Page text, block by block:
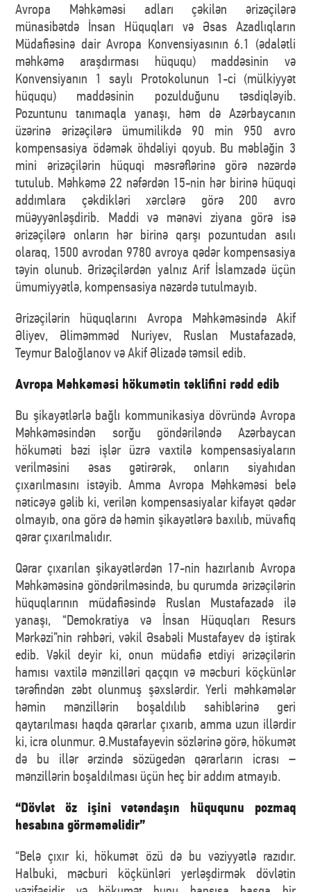
Avropa Məhkəməsi adları çəkilən ərizəçilərə
münasibətdə İnsan Hüquqları və Əsas Azadlıqların
Müdafiəsinə dair Avropa Konvensiyasının 6.1 (ədalətli
məhkəmə araşdırması hüququ) maddəsinin və
Konvensiyanın 1 saylı Protokolunun 1-ci (mülkiyyət
hüququ) maddəsinin pozulduğunu təsdiqləyib.
Pozuntunu tanımaqla yanaşı, həm də Azərbaycanın
üzərinə ərizəçilərə ümumilikdə 90 min 950 avro
kompensasiya ödəmək öhdəliyi qoyub. Bu məbləğin 3
mini ərizəçilərin hüquqi məsrəflərinə görə nəzərdə
tutulub. Məhkəmə 22 nəfərdən 15-nin hər birinə hüquqi
addımlara çəkdikləri xərclərə görə 200 avro
müəyyənləşdirib. Maddi və mənəvi ziyana görə isə
ərizəçilərə onların hər birinə qarşı pozuntudan asılı
olaraq, 1500 avrodan 9780 avroya qədər kompensasiya
təyin olunub. Ərizəçilərdən yalnız Arif İslamzadə üçün
ümumiyyətlə, kompensasiya nəzərdə tutulmayıb.
Ərizəçilərin hüquqlarını Avropa Məhkəməsində Akif
Əliyev, Əliməmməd Nuriyev, Ruslan Mustafazadə,
Teymur Baloğlanov və Akif Əlizadə təmsil edib.
Avropa Məhkəməsi hökumətin təklifini rədd edib
Bu şikayətlərlə bağlı kommunikasiya dövründə Avropa
Məhkəməsindən sorğu göndəriləndə Azərbaycan
hökuməti bəzi işlər üzrə vaxtilə kompensasiyaların
verilməsini əsas gətirərək, onların siyahıdan
çıxarılmasını istəyib. Amma Avropa Məhkəməsi belə
nəticəyə gəlib ki, verilən kompensasiyalar kifayət qədər
olmayıb, ona görə də həmin şikayətlərə baxılıb, müvafiq
qərar çıxarılmalıdır.
Qərar çıxarılan şikayətlərdən 17-nin hazırlanıb Avropa
Məhkəməsinə göndərilməsində, bu qurumda ərizəçilərin
hüquqlarının müdafiəsində Ruslan Mustafazadə ilə
yanaşı, “Demokratiya və İnsan Hüquqları Resurs
Mərkəzi”nin rəhbəri, vəkil Əsabəli Mustafayev də iştirak
edib. Vəkil deyir ki, onun müdafiə etdiyi ərizəçilərin
hamısı vaxtilə mənzilləri qaçqın və məcburi köçkünlər
tərəfindən zəbt olunmuş şəxslərdir. Yerli məhkəmələr
həmin mənzillərin boşaldılıb sahiblərinə geri
qaytarılması haqda qərarlar çıxarıb, amma uzun illərdir
ki, icra olunmur. Ə.Mustafayevin sözlərinə görə, hökumət
də bu illər ərzində sözügedən qərarların icrası –
mənzillərin boşaldılması üçün heç bir addım atmayıb.
“Dövlət öz işini vətəndaşın hüququnu pozmaq
hesabına görməməlidir”
“Belə çıxır ki, hökumət özü də bu vəziyyətlə razıdır.
Halbuki, məcburi köçkünləri yerləşdirmək dövlətin